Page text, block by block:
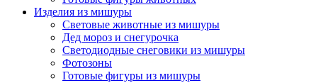
Изделия из мишуры
Световые животные из мишуры
Дед мороз и снегурочка
Светодиодные снеговики из мишуры
Фотозоны
Готовые фигуры из мишуры